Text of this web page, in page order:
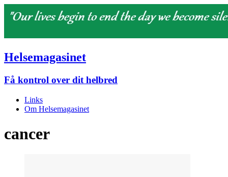
Helsemagasinet
Få kontrol over dit helbred
Links
Om Helsemagasinet
cancer